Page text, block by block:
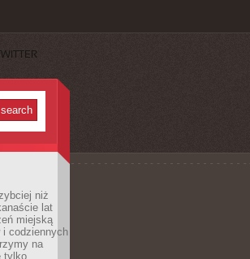
TWITTER
niż
lat
miejską
i codziennych
na
tylko